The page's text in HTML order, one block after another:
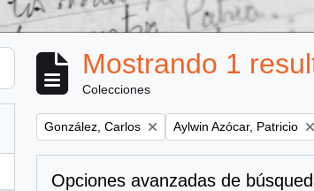
Mostrando 1
Colecciones
Remove filter:
González, Carlos Remove filter:
Aylwin Azócar, Patricio
Opciones avanzadas de